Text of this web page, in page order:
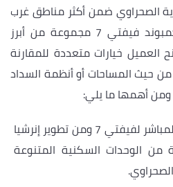
الصحراوي ضمن أكثر مناطق غرب
القاهرة حيوية، إذ تحيط بكمبوند فيفتي 7 مجموعة من أبرز
العميل خيارات متعددة للمقارنة
من حيث المساحات أو أنظمة السداد
أهمها ما يلي:
الجار المباشر لفيفتي 7 ومن تطوير إنرشيا
الوحدات السكنية المتنوعة